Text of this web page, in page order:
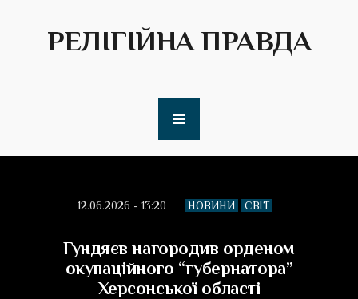
РЕЛІГІЙНА ПРАВДА
12.06.2026 - 13:20 НОВИНИ СВІТ
Гундяєв нагородив орденом
окупаційного “губернатора”
Херсонської області